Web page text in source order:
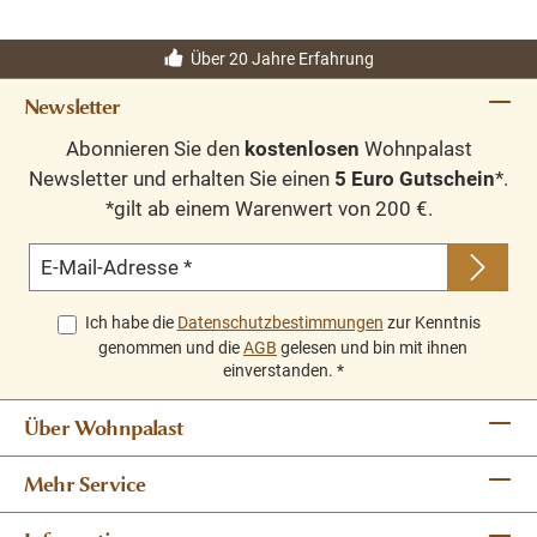
Über 20 Jahre Erfahrung
Newsletter
Abonnieren Sie den kostenlosen Wohnpalast
Newsletter und erhalten Sie einen 5 Euro Gutschein*.
*gilt ab einem Warenwert von 200 €.
E-Mail-Adresse *
Ich habe die Datenschutzbestimmungen zur Kenntnis
genommen und dieAGB gelesen und bin mit ihnen
einverstanden. *
Über Wohnpalast
Mehr Service